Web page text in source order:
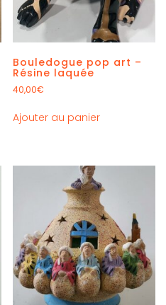
Bouledogue pop art –
Résine laquée
40,00€
Ajouter au panier